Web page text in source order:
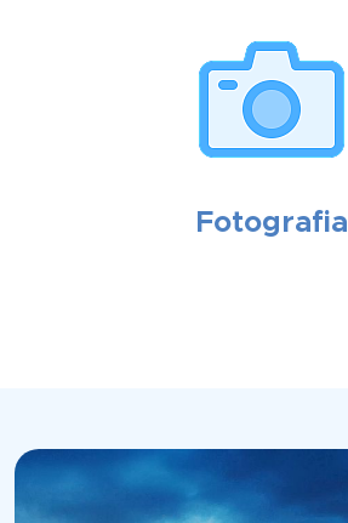
Fotografia